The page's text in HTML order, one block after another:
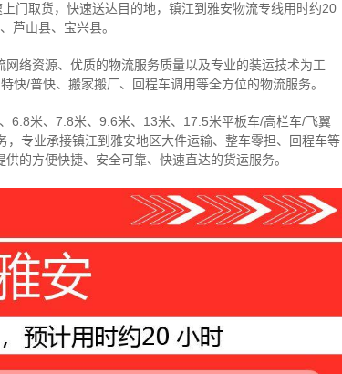
上门取货，快速送达目的地，镇江到雅安物流专线用时约20
芦山县、宝兴县。
络资源、优质的物流服务质量以及专业的装运技术为工
快/普快、搬家搬厂、回程车调用等全方位的物流服务。
6.8米、7.8米、9.6米、13米、17.5米平板车/高栏车/飞翼
专业承接镇江到雅安地区大件运输、整车零担、回程车等
的方便快捷、安全可靠、快速直达的货运服务。